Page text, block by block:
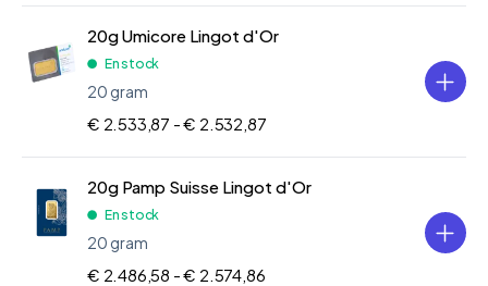
20g Umicore Lingot d'Or
En stock
20 gram
€ 2.533,87 -€ 2.532,87
20g Pamp Suisse Lingot d'Or
En stock
20 gram
€ 2.486,58 -€ 2.574,86